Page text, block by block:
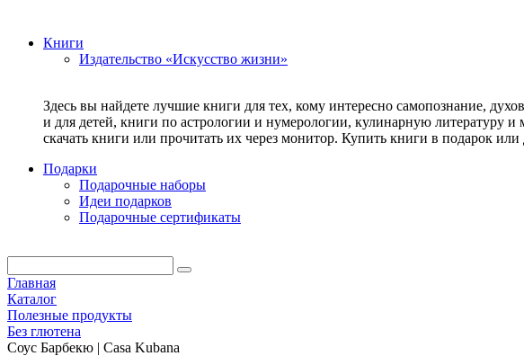
Книги
Издательство «Искусство жизни»
Здесь вы найдете лучшие книги для тех, кому интересно самопознание,
и для детей, книги по астрологии и нумерологии, кулинарную литературу
скачать книги или прочитать их через монитор. Купить книги в подарок
Подарки
Подарочные наборы
Идеи подарков
Подарочные сертификаты
Главная
Каталог
Полезные продукты
Без глютена
Соус Барбекю | Casa Kubana